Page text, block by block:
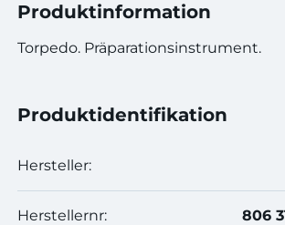
Produktinformation
Torpedo. Präparationsinstrument.
Produktidentifikation
Hersteller:
Herstellernr: 806